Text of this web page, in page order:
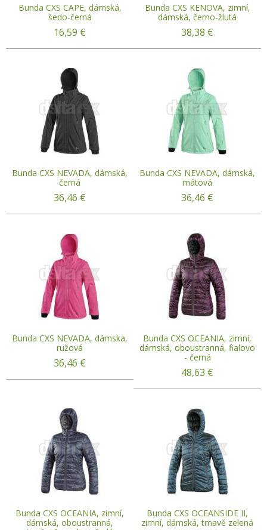
Bunda CXS CAPE, dámská,
šedo-černá
16,59 €
Bunda CXS KENOVA, zimní,
dámská, černo-žlutá
38,38 €
Bunda CXS NEVADA, dámská,
černá
36,46 €
Bunda CXS NEVADA, dámská,
mátová
36,46 €
Bunda CXS NEVADA, dámska,
ružová
36,46 €
Bunda CXS OCEANIA, zimní,
dámská, oboustranná, fialovo
- černá
48,63 €
Bunda CXS OCEANIA, zimní,
dámská, oboustranná,
Bunda CXS OCEANSIDE II,
zimní, dámská, tmavě zelená